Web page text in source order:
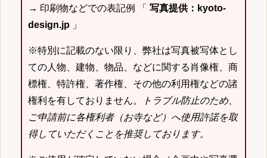
→ 印刷物などでの表記例 「 写真提供：kyoto-
design.jp 」
※特別に記載のない限り、弊社は写真被写体とし
ての人物、建物、物品、などに関する肖像権、商
標権、特許権、著作権、その他の利用権などの諸
権利を有しておりません。
トラブル防止のため、
ご申請前に各権利者（お寺など）へ使用許諾を取
得していただくことを推奨しております。